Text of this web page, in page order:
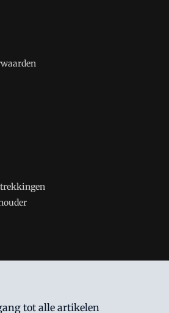
VMN media. Lees in
Op gebruik van deze site zijn de
tot alle artikelen